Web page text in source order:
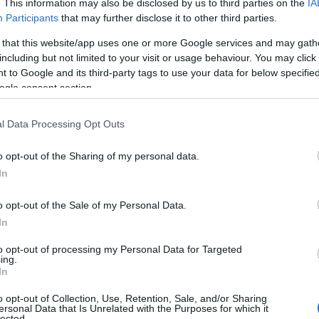
This information may also be disclosed by us to third parties on the
Participants that may further disclose it to other third parties.
that this website/app uses one or more Google services and may
but not limited to your visit or usage behaviour. You may
to Google and its third-party tags to use your data for below
consent section.
Data Processing Opt Outs
opt-out of the Sharing of my personal data.
opt-out of the Sale of my Personal Data.
opt-out of processing my Personal Data for Targeted
opt-out of Collection, Use, Retention, Sale, and/or Sharing
Data that Is Unrelated with the Purposes for which it
να έχει αποσταλεί από τη διεύθυνση
(HELLENIC EUROPOL NATIONAL
ΔΙΑΤΑΓΗ». Οι δράστες χρησιμοποιώντας
αρμόδιων ελεγκτικών αρχών, προσπαθούν
διαδικτύου, με το πρόσχημα ότι ο
πορνογραφίας ανηλίκων και άλλων
της Ευρωπαϊκής Ένωσης και της
του δήθεν Γενικού Επιθεωρητή
«αληθοφάνεια» στη σχετική επιστολή.
το παρακάτω κείμενο – μήνυμα που
(email), ως δήθεν επιστολή του
είναι καταφανώς ψευδεπίγραφο και